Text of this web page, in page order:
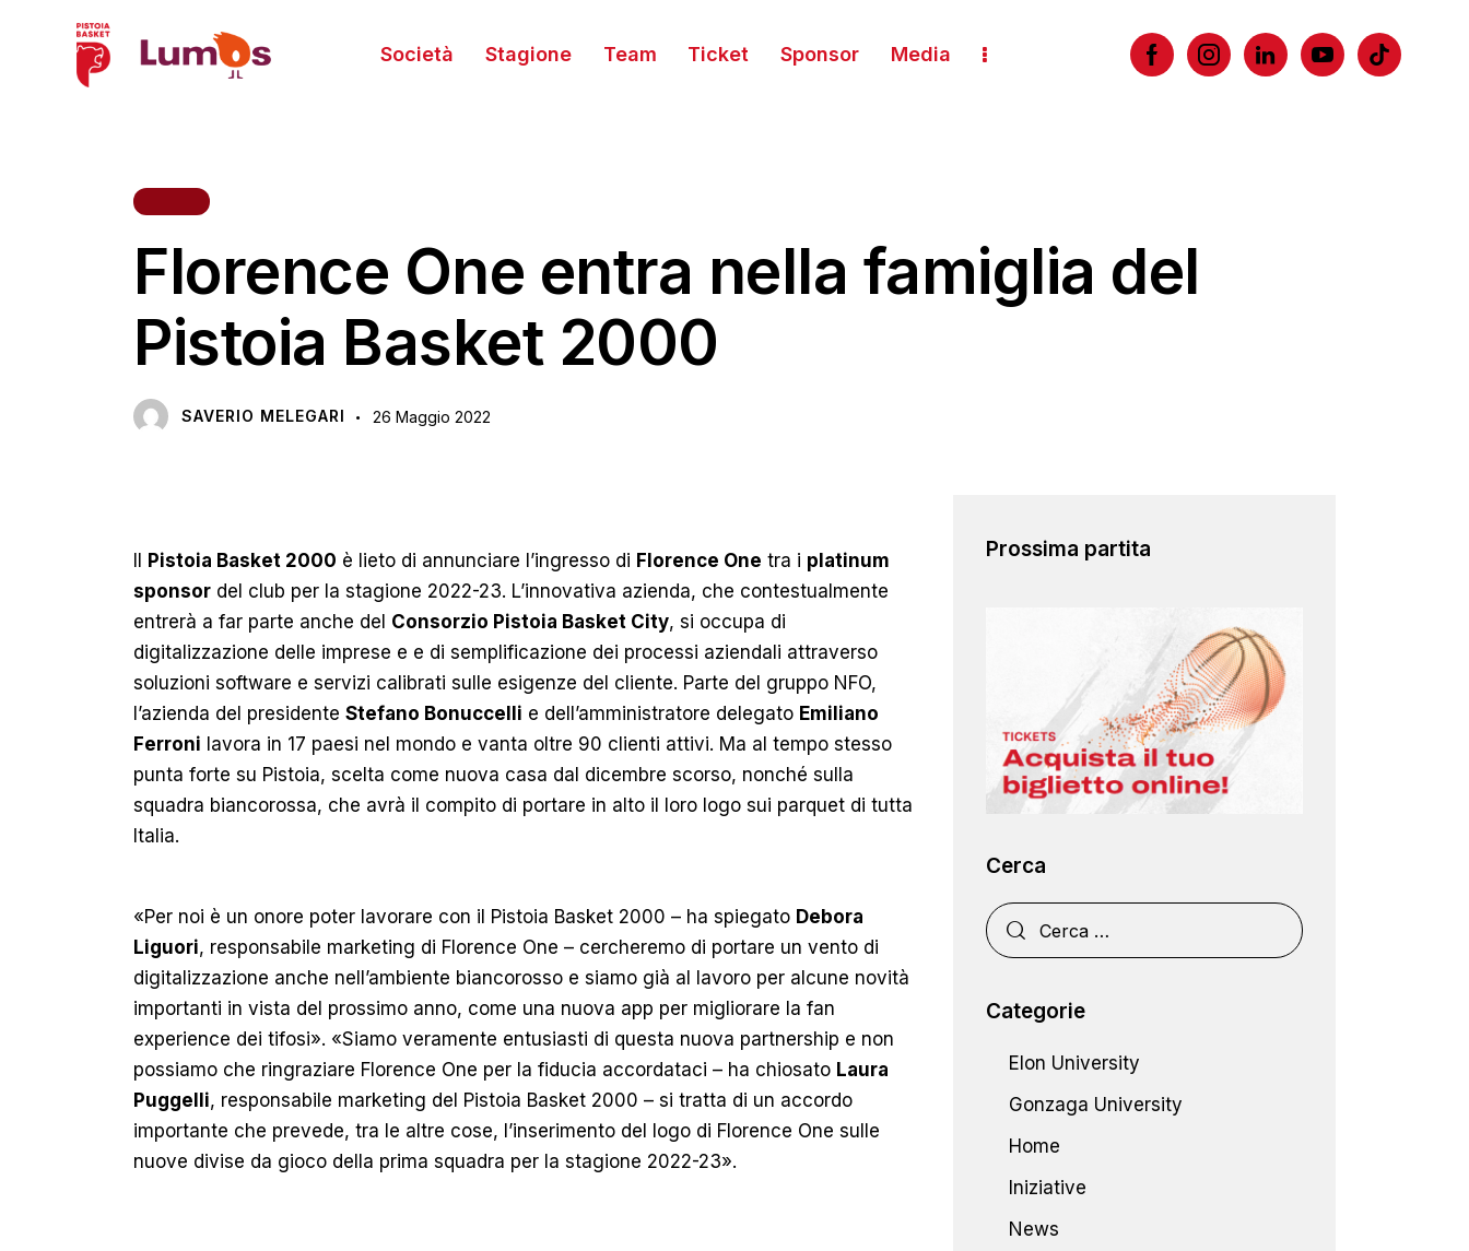
Società Stagione Team Ticket Sponsor Media
Florence One entra nella famiglia del
Pistoia Basket 2000
SAVERIO MELEGARI 26 Maggio 2022
Pistoia Basket 2000 è lieto di annunciare l’ingresso di Florence One tra i platinum
sponsor del club per la stagione 2022-23. L’innovativa azienda, che contestualmente
entrerà a far parte anche del Consorzio Pistoia Basket City, si occupa di
digitalizzazione delle imprese e e di semplificazione dei processi aziendali attraverso
soluzioni software e servizi calibrati sulle esigenze del cliente. Parte del gruppo NFO,
l’azienda del presidente Stefano Bonuccelli e dell’amministratore delegato Emiliano
Ferroni lavora in 17 paesi nel mondo e vanta oltre 90 clienti attivi. Ma al tempo stesso
punta forte su Pistoia, scelta come nuova casa dal dicembre scorso, nonché sulla
squadra biancorossa, che avrà il compito di portare in alto il loro logo sui parquet di tutta
Italia.
«Per noi è un onore poter lavorare con il Pistoia Basket 2000 – ha spiegato Debora
Liguori, responsabile marketing di Florence One – cercheremo di portare un vento di
digitalizzazione anche nell’ambiente biancorosso e siamo già al lavoro per alcune novità
importanti in vista del prossimo anno, come una nuova app per migliorare la fan
experience dei tifosi». «Siamo veramente entusiasti di questa nuova partnership e non
possiamo che ringraziare Florence One per la fiducia accordataci – ha chiosato Laura
Puggelli, responsabile marketing del Pistoia Basket 2000 – si tratta di un accordo
importante che prevede, tra le altre cose, l’inserimento del logo di Florence One sulle
nuove divise da gioco della prima squadra per la stagione 2022-23».
Prossima partita
Cerca
Categorie
Elon University
Gonzaga University
Home
Iniziative
News